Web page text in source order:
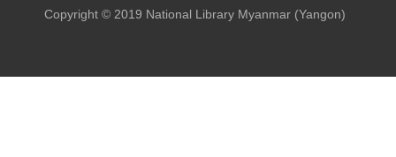
Copyright © 2019 National Library Myanmar (Yangon)